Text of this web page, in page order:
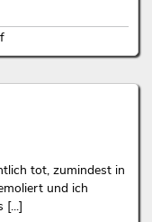
tot, zumindest in
und ich
[...]